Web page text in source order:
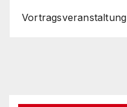
Vortragsveranstaltung